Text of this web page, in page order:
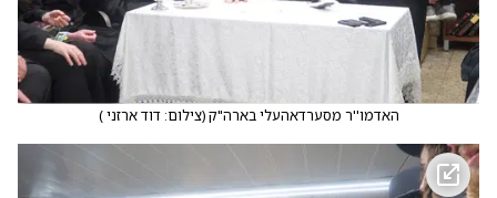
האדמו''ר מסערדאהעלי בארה"ק(צילום: דוד ארזני)